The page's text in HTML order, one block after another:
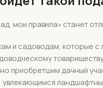
мои правила» станет
и садоводам, которые
приобретшим дачный
увлекающимся